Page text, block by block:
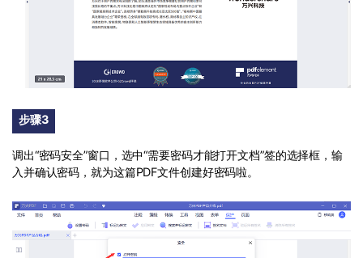
步骤3
调出“密码安全”窗口，选中“需要密码才能打开文档”签的选择框，输
入并确认密码，就为这篇PDF文件创建好密码啦。